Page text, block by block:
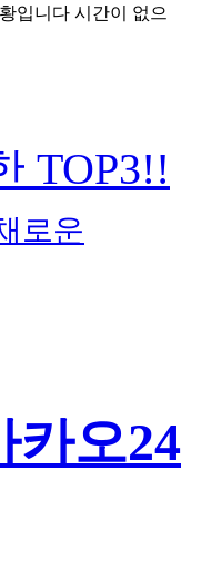
입니다 시간이 없으
TOP3!!
로운
카오24